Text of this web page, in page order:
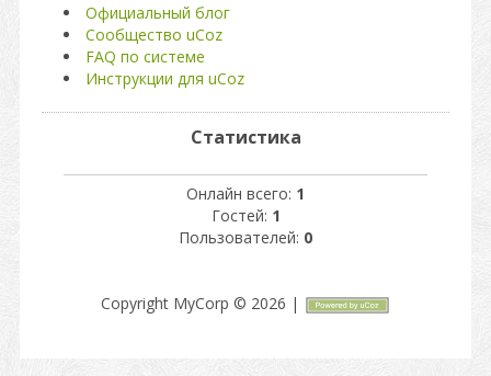
Официальный блог
Сообщество uCoz
FAQ по системе
Инструкции для uCoz
Статистика
Онлайн всего: 1
Гостей: 1
Пользователей: 0
Copyright MyCorp © 2026 |